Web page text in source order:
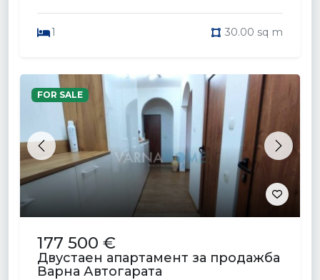
1 30.00 sq m
Previous Next
FOR SALE
177 500 €
Двустаен апартамент за продажба
Варна Автогарата